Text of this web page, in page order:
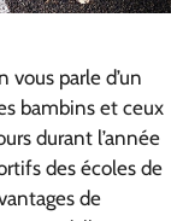
vous parle d’un
bambins et ceux
durant l’année
des écoles de
de